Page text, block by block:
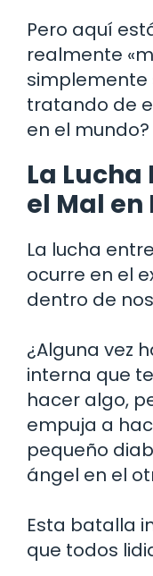
Pero aquí
realmente
simplemente
tratando de
en el mundo?
La Lucha
el Mal
La lucha
ocurre en el
dentro de
¿Alguna vez
interna que
hacer algo,
empuja a
pequeño
ángel en el
Esta batalla
que todos